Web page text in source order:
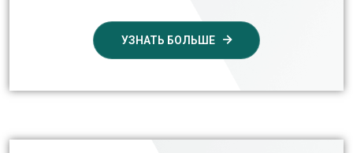
УЗНАТЬ БОЛЬШЕ